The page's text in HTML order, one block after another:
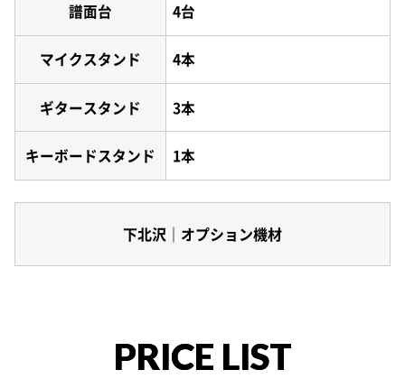
譜面台 4台
マイクスタンド 4本
ギタースタンド 3本
キーボードスタンド 1本
下北沢｜オプション機材
PRICE LIST